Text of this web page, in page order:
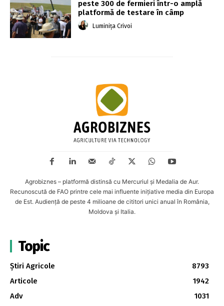
peste 300 de fermieri într-o amplă
platformă de testare în câmp
Luminița Crivoi
Agrobiznes – platformă distinsă cu Mercuriul și Medalia de Aur.
Recunoscută de FAO printre cele mai influente inițiative media din Europa
de Est. Audiență de peste 4 milioane de cititori unici anual în România,
Moldova și Italia.
Topic
Știri Agricole
8793
Articole
1942
Adv
1031